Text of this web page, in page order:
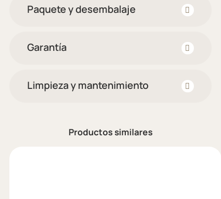
Paquete y desembalaje
Garantía
Limpieza y mantenimiento
Productos similares